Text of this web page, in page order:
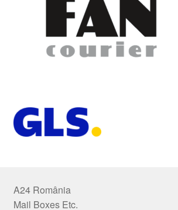
A24 România
Mail Boxes Etc.